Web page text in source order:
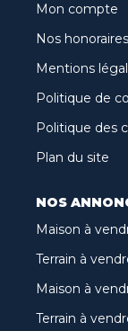
Mon compte
Nos honoraires
Mentions
Politique de
Politique des
Plan du site
NOS
Maison à
Terrain à
Maison à
Terrain à